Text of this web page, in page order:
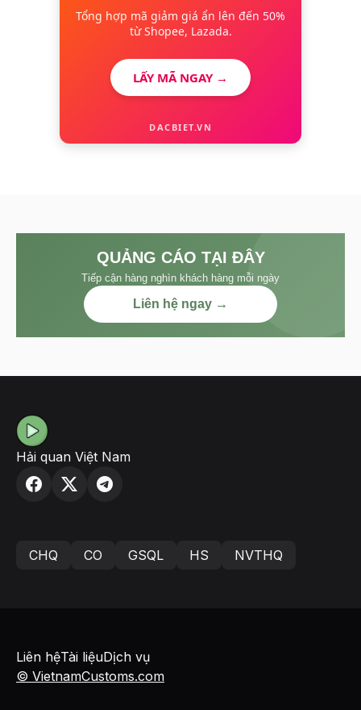
Tổng hợp mã giảm giá ẩn lên đến 50%
từ Shopee, Lazada.
LẤY MÃ NGAY →
DACBIET.VN
QUẢNG CÁO TẠI ĐÂY
Tiếp cận hàng nghìn khách hàng mỗi ngày
Liên hệ ngay →
Hải quan Việt Nam
CHQ CO GSQL HS NVTHQ
© VietnamCustoms.com
Liên hệTài liệuDịch vụ